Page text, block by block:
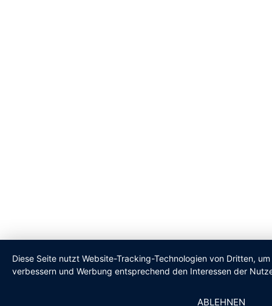
Diese Seite nutzt Website-Tracking-Technologien von Dritten,
verbessern und Werbung entsprechend den Interessen der
ABLEHNEN